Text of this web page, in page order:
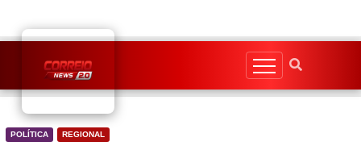
content
POLÍTICA REGIONAL